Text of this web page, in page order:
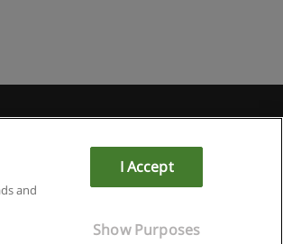
and
I Accept
Show Purposes